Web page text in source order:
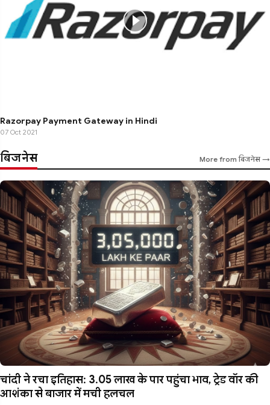
Razorpay Payment Gateway in Hindi
07 Oct 2021
बिजनेस More from बिजनेस →
चांदी ने रचा इतिहास: 3.05 लाख के पार पहुंचा भाव, ट्रेड वॉर की
आशंका से बाजार में मची हलचल